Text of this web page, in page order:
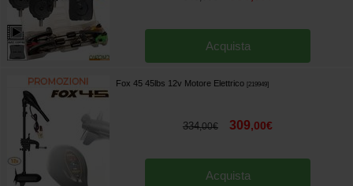
Acquista
Fox 45 45lbs 12v Motore Elettrico 219949]
334,00€ 309,00€
Acquista